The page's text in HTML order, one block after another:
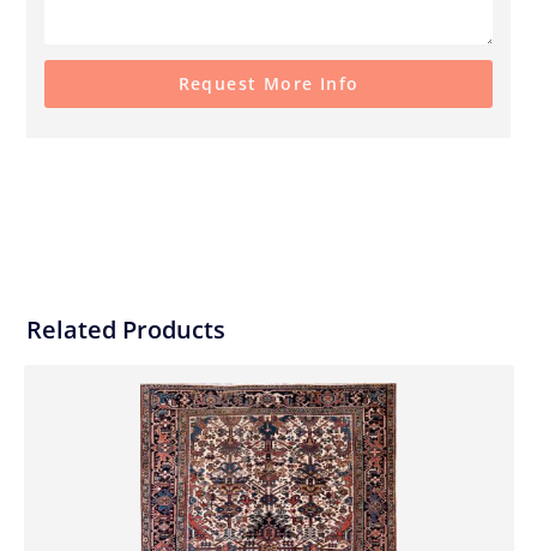
Request More Info
Related Products